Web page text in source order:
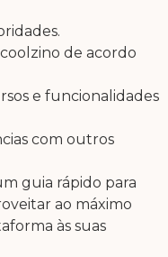
de acordo
e funcionalidades
com outros
guia rápido para
ao máximo
às suas